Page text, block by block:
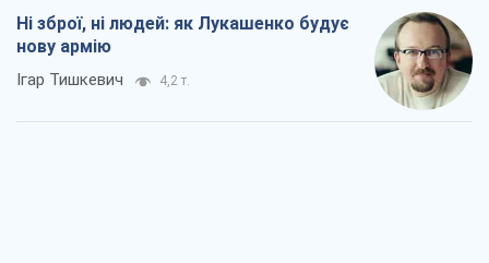
Ні зброї, ні людей: як Лукашенко будує
нову армію
Ігар Тишкевич 4,2 т.